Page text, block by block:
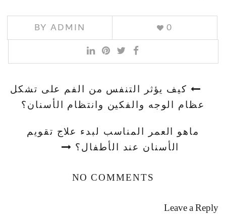
BYADMIN 0
كيف يؤثر التنفس من الفم على تشكل
عظام الوجه والفكين وانتظام الأسنان؟
ماهو العمر المناسب لبدء علاج تقويم
الأسنان عند الأطفال؟
NO COMMENTS
Leave a Reply